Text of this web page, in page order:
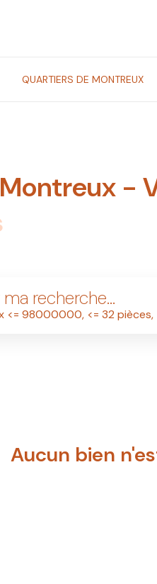
QUARTIERS DE MONTREUX
-
recherche...
Aucun bien